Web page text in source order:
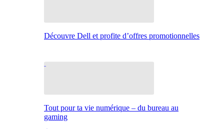
Découvre Dell et profite d’offres promotionnelles
Tout pour ta vie numérique – du bureau au
gaming